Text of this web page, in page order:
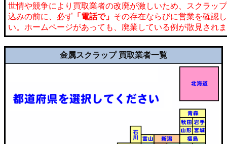
世情や競争により買取業者の改廃が激しいため、スクラッ
込みの前に、必ず 「電話で」 その存在ならびに営業を確認
い。ホームページがあっても、廃業している例が散見され
金属スクラップ 買取業者一覧